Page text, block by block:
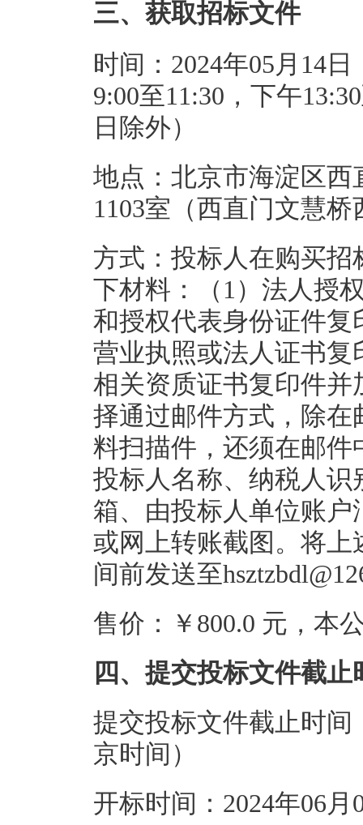
三、获取招标文件
时间：2024年05月14
9:00至11:30，下午
日除外）
地点：北京市海淀区西
1103室（西直门文慧桥
方式：投标人在购买
下材料：（1）法人授
和授权代表身份证件
营业执照或法人证书复
相关资质证书复印件
择通过邮件方式，除
料扫描件，还须在邮
投标人名称、纳税人
箱、由投标人单位账
或网上转账截图。将
间前发送至
售价：￥800.0 元，本
四、提交投标文件截
提交投标文件截止时间
京时间）
开标时间：2024年06